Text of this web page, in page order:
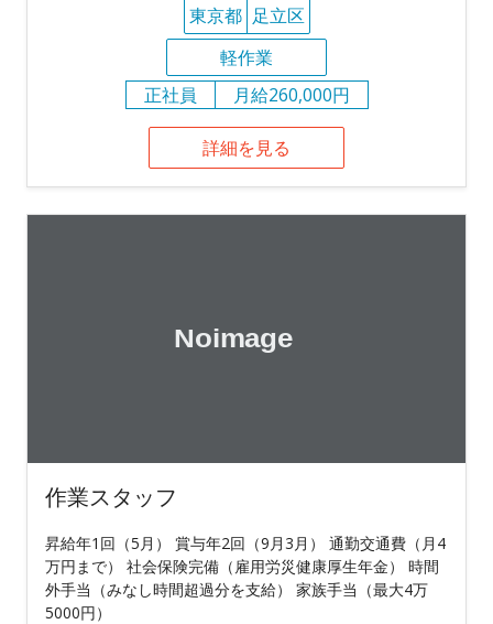
東京都 足立区
軽作業
正社員
月給260,000円
詳細を見る
作業スタッフ
昇給年1回（5月） 賞与年2回（9月3月） 通勤交通費（月4
万円まで） 社会保険完備（雇用労災健康厚生年金） 時間
外手当（みなし時間超過分を支給） 家族手当（最大4万
5000円）